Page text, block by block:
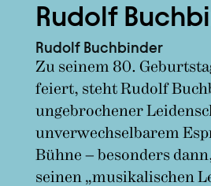
Rudolf
Rudolf Buchbinder
Zu seinem 80.
feiert, steht Rudolf
ungebrochener
unverwechselbarem
Bühne – besonders
seinen „musikalischen